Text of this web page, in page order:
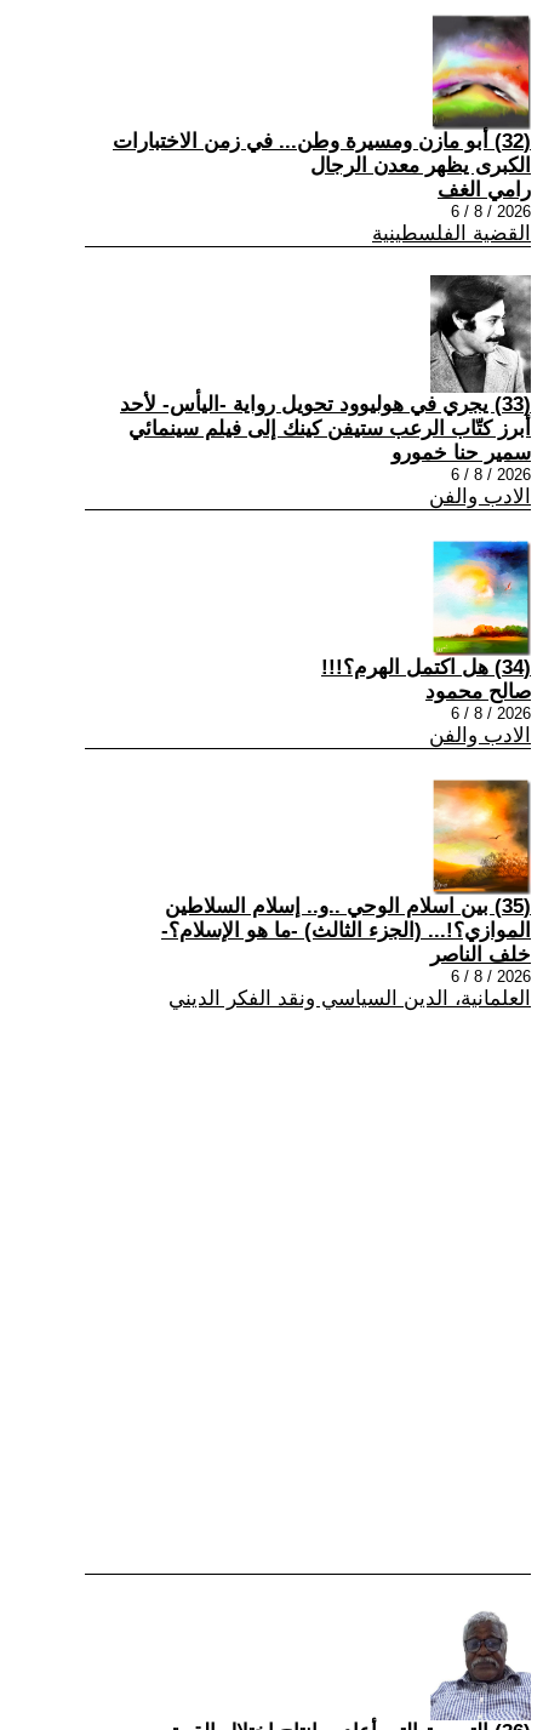
(32) أبو مازن ومسيرة وطن... في زمن الاختبارات
الكبرى يظهر معدن الرجال
رامي الغف
2026 / 8 / 6
القضية الفلسطينية
(33) يجري في هوليوود تحويل رواية -اليأس- لأحد
أبرز كتّاب الرعب ستيفن كينك إلى فيلم سينمائي
سمير حنا خمورو
2026 / 8 / 6
الادب والفن
(34) هل اكتمل الهرم؟!!!
صالح محمود
2026 / 8 / 6
الادب والفن
(35) بين اسلام الوحي ..و.. إسلام السلاطين
الموازي؟!... (الجزء الثالث) -ما هو الإسلام؟-
خلف الناصر
2026 / 8 / 6
العلمانية، الدين السياسي ونقد الفكر الديني